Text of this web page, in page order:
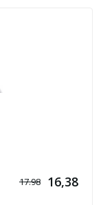
17.98 16,38